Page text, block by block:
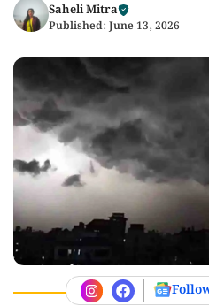
Saheli Mitra
Published: June 13, 2026